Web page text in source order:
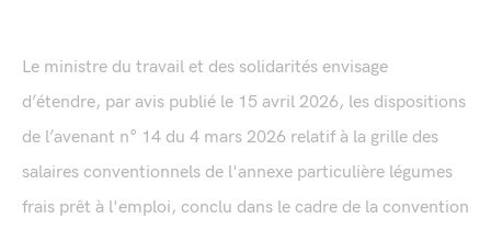
Le ministre du travail et des solidarités envisage
d’étendre, par avis publié le 15 avril 2026, les dispositions
de l’avenant n° 14 du 4 mars 2026 relatif à la grille des
salaires conventionnels de l'annexe particulière légumes
frais prêt à l'emploi, conclu dans le cadre de la convention